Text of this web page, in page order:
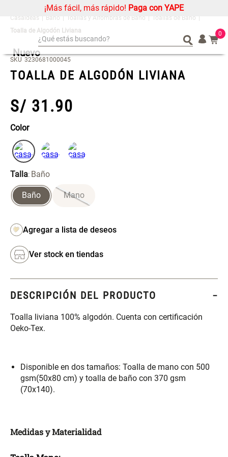
¡Más fácil, más rápido! Paga con YAPE
¿Qué estás buscando? 0
¿Qué estás buscando?
Baño Toallas y Alfombras de Baño
Toallas de Baño
Toalla de Algodón Liviana
Nuevo
SKU 3230681000045
TOALLA DE ALGODÓN LIVIANA
S/ 31 .90
Color
Talla: Baño
Baño Mano
Ver stock en tiendas
DESCRIPCIÓN DEL PRODUCTO
Toalla liviana 100% algodón. Cuenta con certificación
Oeko-Tex.
Disponible en dos tamaños: Toalla de mano con 500
gsm(50x80 cm) y toalla de baño con 370 gsm
(70x140).
Medidas y Materialidad
Mueble MDF y Madera Bambú
Inodoro con Puerta 65x28x171
S/ 349.00S/ 261.00
Set Sábanas Algodón satín 240
S/ 169.00 S/ 124.00
Canasto Ropa Bambú Redondo
con Forro
Comoda Bambú con Puertas 80
x 33 x 80 cm
Organizador
Cojin
Niños
Almohada
Mantel
Sabanas
Platos
Cortinas
Individuales
Organizador
Cojin
Niños
Almohada
Mantel
Sabanas
Platos
Cortinas
Individuales